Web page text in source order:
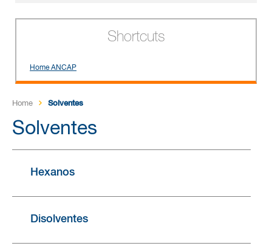
Shortcuts
Home ANCAP
Home Solventes
Solventes
Hexanos
Disolventes